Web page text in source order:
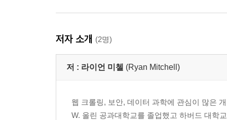
__17.1.1 IP 주소 차단 방지
17.2 토어
__17.2.1 파이삭스
17.3 원격 호스팅
17.4 추가 자료
저자 소개 (2명)
저 : 라이언 미첼 (Ryan Mitchell)
웹 크롤링, 보안, 데이터 과학에 관심이 많은
W. 올린 공과대학교를 졸업했고 하버드 대학